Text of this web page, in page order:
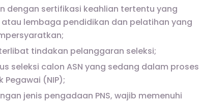
dengan sertifikasi keahlian tertentu yang
lembaga pendidikan dan pelatihan yang
tindakan pelanggaran seleksi;
seleksi calon ASN yang sedang dalam proses
(NIP);
jenis pengadaan PNS, wajib memenuhi